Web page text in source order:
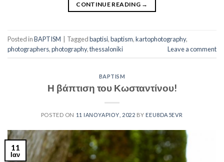
CONTINUE READING →
Posted inBAPTISM Taggedbaptisi,baptism,kartophotography,
photographers,photography,thessaloniki Leave a comment
BAPTISM
Η βάπτιση του Κωσταντίνου!
POSTED ON 11 ΙΑΝΟΥΑΡΊΟΥ, 2022 BY EEU8DA5EVR
11
Ιαν